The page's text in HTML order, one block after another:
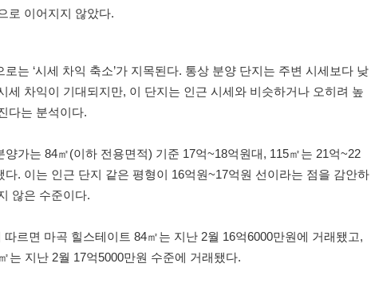
로 이어지지 않았다.
는 ‘시세 차익 축소’가 지목된다. 통상 분양 단지는 주변 시세보다 낮
세 차익이 기대되지만, 이 단지는 인근 시세와 비슷하거나 오히려 높
다는 분석이다.
양가는 84㎡(이하 전용면적) 기준 17억~18억원대, 115㎡는 21억~22
다. 이는 인근 단지 같은 평형이 16억원~17억원 선이라는 점을 감안하
않은 수준이다.
르면 마곡 힐스테이트 84㎡는 지난 2월 16억6000만원에 거래됐고,
는 지난 2월 17억5000만원 수준에 거래됐다.